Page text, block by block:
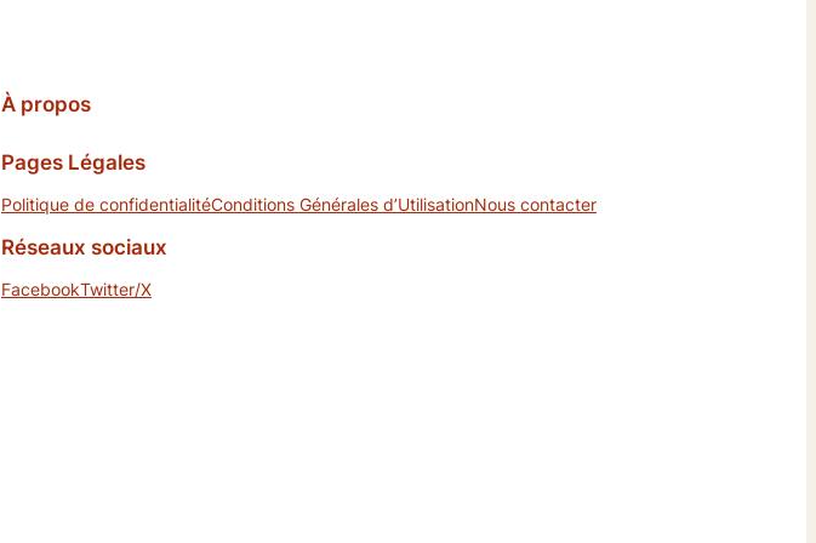
À propos
Pages Légales
Politique de confidentialitéConditions Générales d’UtilisationNous contacter
Réseaux sociaux
FacebookTwitter/X